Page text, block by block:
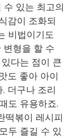
수 있는 최고의
감이 조화되
비법이기도
변형을 할 수
다는 점이 큰
도 좋아 아이
더구나 조리
도 유용하죠.
떡볶이 레시피
두 즐길 수 있